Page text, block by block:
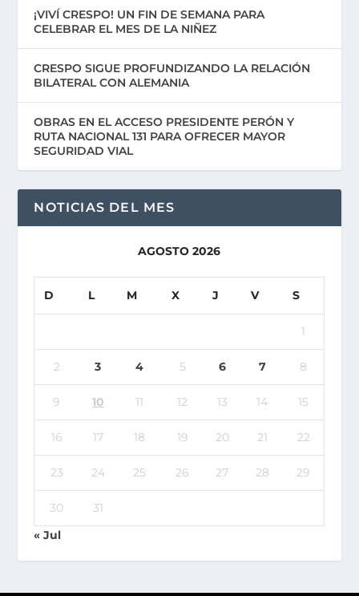
¡VIVÍ CRESPO! UN FIN DE SEMANA PARA
CELEBRAR EL MES DE LA NIÑEZ
CRESPO SIGUE PROFUNDIZANDO LA RELACIÓN
BILATERAL CON ALEMANIA
OBRAS EN EL ACCESO PRESIDENTE PERÓN Y
RUTA NACIONAL 131 PARA OFRECER MAYOR
SEGURIDAD VIAL
NOTICIAS DEL MES
AGOSTO 2026
D L M X J V S
1
2 3 4 5 6 7 8
9 10 11 12 13 14 15
16 17 18 19 20 21 22
23 24 25 26 27 28 29
30
31
« Jul